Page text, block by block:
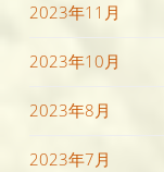
2023年11月
2023年10月
2023年8月
2023年7月